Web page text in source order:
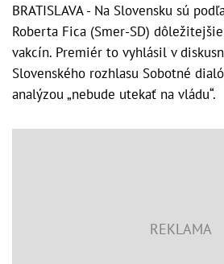
BRATISLAVA - Na Slovensku sú
Roberta Fica (Smer-SD)
vakcín. Premiér to vyhlásil v
Slovenského rozhlasu Sobotné
analýzou „nebude utekať na vládu“.